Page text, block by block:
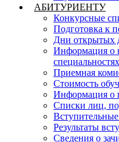
АБИТУРИЕНТУ
Конкурсные
Подготовка к
Дни открытых
Информация о
специальностях
Приемная
Стоимость
Информация о
Списки лиц,
Результаты
Сведения о